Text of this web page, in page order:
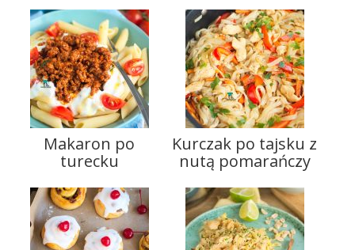
Makaron po
turecku
Kurczak po tajsku z
nutą pomarańczy